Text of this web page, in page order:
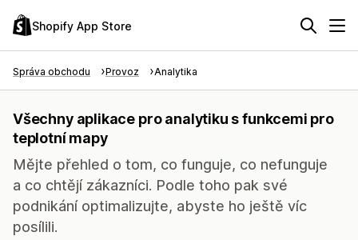
Shopify App Store
Správa obchodu Provoz Analytika
Všechny aplikace pro analytiku s funkcemi pro
teplotní mapy
Mějte přehled o tom, co funguje, co nefunguje
a co chtějí zákazníci. Podle toho pak své
podnikání optimalizujte, abyste ho ještě víc
posílili.